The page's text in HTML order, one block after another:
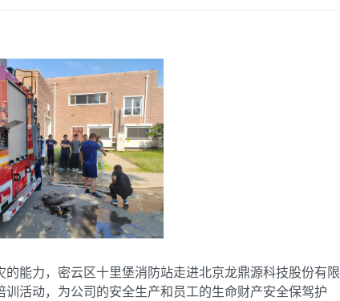
能力，密云区十里堡消防站走进北京龙鼎源科技股份有限
活动，为公司的安全生产和员工的生命财产安全保驾护